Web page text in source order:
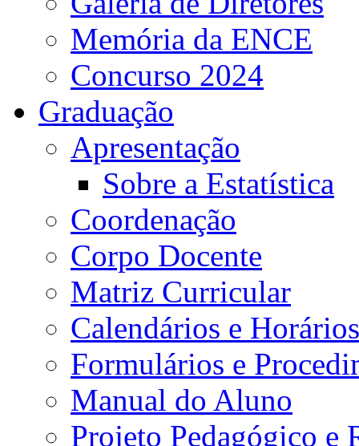
Memória da ENCE
Concurso 2024
Graduação
Apresentação
Sobre a Estatística
Coordenação
Corpo Docente
Matriz Curricular
Calendários e Horários
Formulários e
Manual do Aluno
Projeto Pedagógico e